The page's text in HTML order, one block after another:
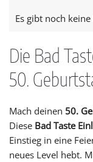
Es gibt noch
Die Bad
50.
Mach deinen 50.
Diese Bad Taste
Einstieg in eine
neues Level hebt.